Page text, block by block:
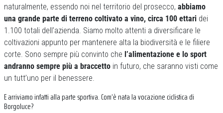
naturalmente, essendo noi nel territorio del prosecco, abbiamo
una grande parte di terreno coltivato a vino, circa 100 ettari dei
1.100 totali dell’azienda. Siamo molto attenti a diversificare le
coltivazioni appunto per mantenere alta la biodiversità e le filiere
corte. Sono sempre più convinto che l’alimentazione e lo sport
andranno sempre più a braccetto in futuro, che saranno visti come
un tutt’uno per il benessere.
E arriviamo infatti alla parte sportiva. Com’è nata la vocazione ciclistica di
Borgoluce?